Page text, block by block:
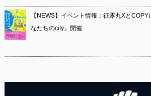
【NEWS】イベント情報：征露丸Xと
なたちのcity』開催